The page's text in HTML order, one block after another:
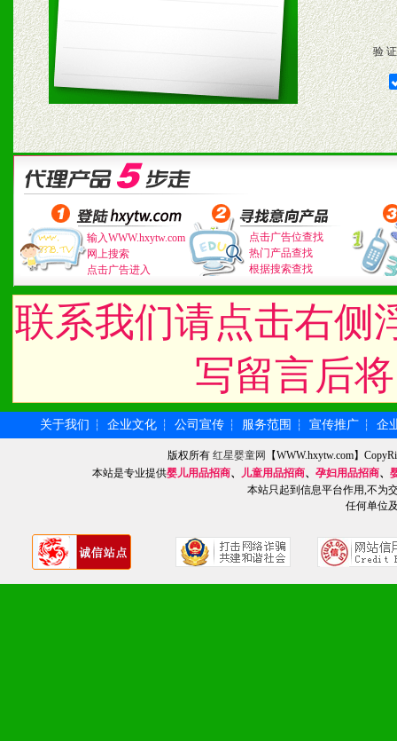
验
输入WWW.hxytw.com
网上搜索
点击广告进入
点击广告位查找
热门产品查找
根据搜索查找
联系我们请点击右侧
写留言后
关于我们 ┆ 企业文化 ┆ 公司宣传 ┆ 服务范围 ┆ 宣传推广 ┆ 企
版权所有红星婴童网
【WWW.hxytw.com】
本站是专业提供婴儿用品招商、 儿童用品招商、 孕妇用品招商、
本站只起到信息平台作用,不为
任何单位